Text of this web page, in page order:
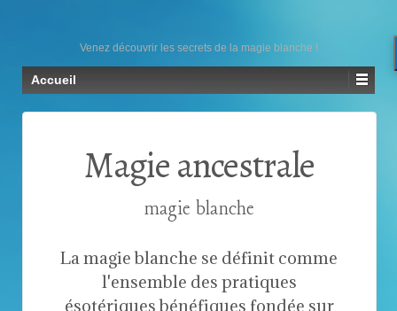
Venez découvrir les secrets de la magie blanche !
Accueil
Magie ancestrale
magie blanche
La magie blanche se définit comme
l'ensemble des pratiques
ésotériques bénéfiques fondée sur